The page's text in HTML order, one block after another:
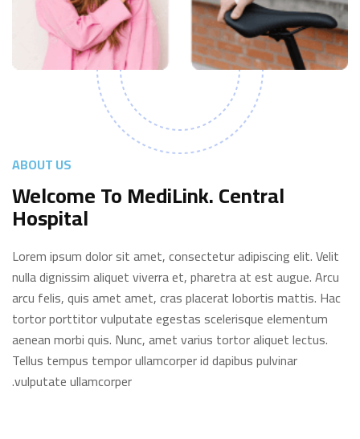
ABOUT US
Welcome To MediLink. Central
Hospital
Lorem ipsum dolor sit amet, consectetur adipiscing elit. Velit
nulla dignissim aliquet viverra et, pharetra at est augue. Arcu
arcu felis, quis amet amet, cras placerat lobortis mattis. Hac
tortor porttitor vulputate egestas scelerisque elementum
aenean morbi quis. Nunc, amet varius tortor aliquet lectus.
Tellus tempus tempor ullamcorper id dapibus pulvinar
vulputate ullamcorper.